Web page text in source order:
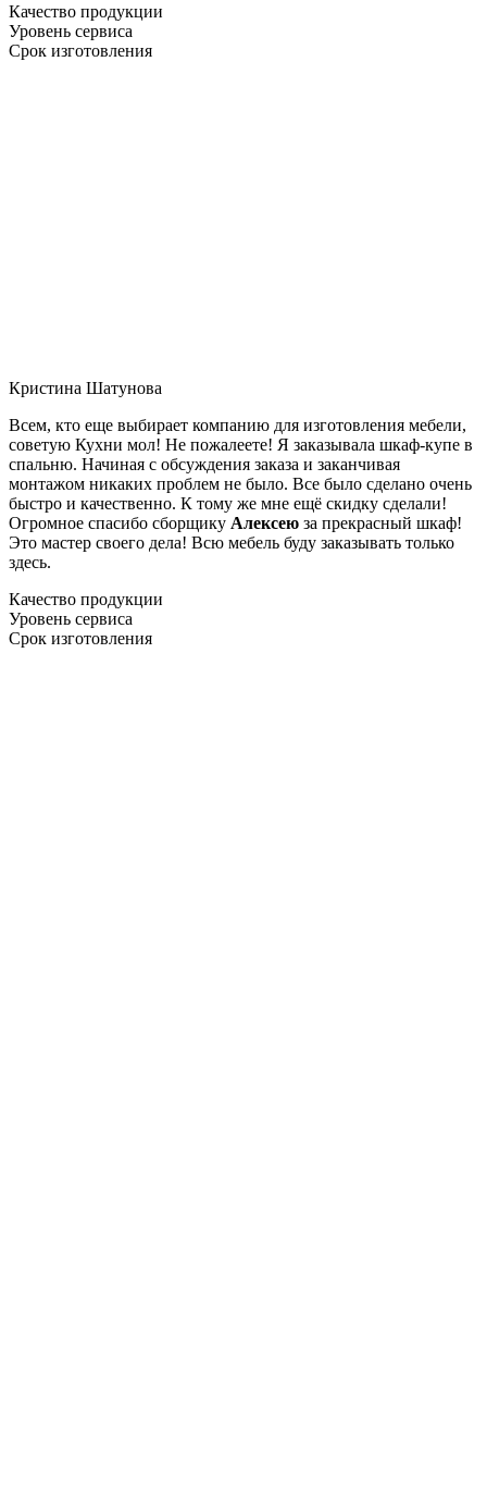
Качество продукции
Уровень сервиса
Срок изготовления
Кристина Шатунова
Всем, кто еще выбирает компанию для изготовления мебели,
советую Кухни мол! Не пожалеете! Я заказывала шкаф-купе в
спальню. Начиная с обсуждения заказа и заканчивая
монтажом никаких проблем не было. Все было сделано очень
быстро и качественно. К тому же мне ещё скидку сделали!
Огромное спасибо сборщику Алексею за прекрасный шкаф!
Это мастер своего дела! Всю мебель буду заказывать только
здесь.
Качество продукции
Уровень сервиса
Срок изготовления